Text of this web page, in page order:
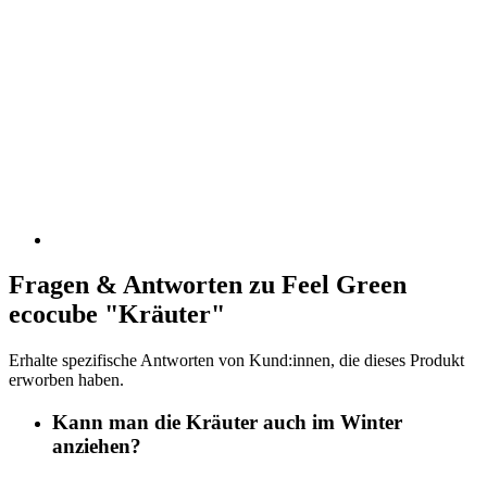
Fragen & Antworten zu Feel Green
ecocube "Kräuter"
Erhalte spezifische Antworten von Kund:innen, die dieses Produkt
erworben haben.
Kann man die Kräuter auch im Winter
anziehen?